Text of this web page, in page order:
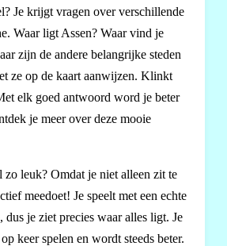
Je krijgt vragen over verschillende
Waar ligt Assen? Waar vind je
zijn de andere belangrijke steden
ze op de kaart aanwijzen. Klinkt
elk goed antwoord word je beter
je meer over deze mooie
zo leuk? Omdat je niet alleen zit te
meedoet! Je speelt met een echte
dus je ziet precies waar alles ligt. Je
keer spelen en wordt steeds beter.